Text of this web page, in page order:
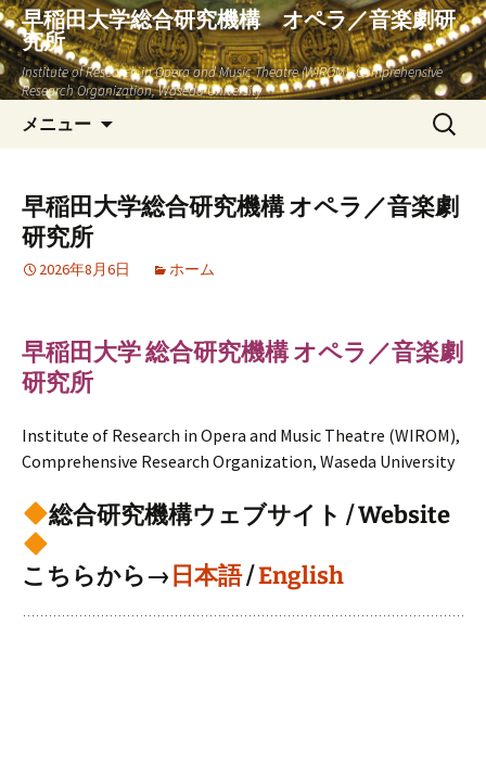
早稲田大学総合研究機構 オペラ／音楽劇研
究所
Institute of Research in Opera and Music Theatre (WIROM), Comprehensive
Research Organization, Waseda University
メニュー
ン
ツ
ス
プ
検
索:
早稲田大学総合研究機構 オペラ／音楽劇
研究所
2026年8月6日 ホーム
早稲田大学 総合研究機構 オペラ／音楽劇
研究所
Institute of Research in Opera and Music Theatre (WIROM),
Comprehensive Research Organization, Waseda University
総合研究機構ウェブサイト / Website
こちらから→ 日本語/English